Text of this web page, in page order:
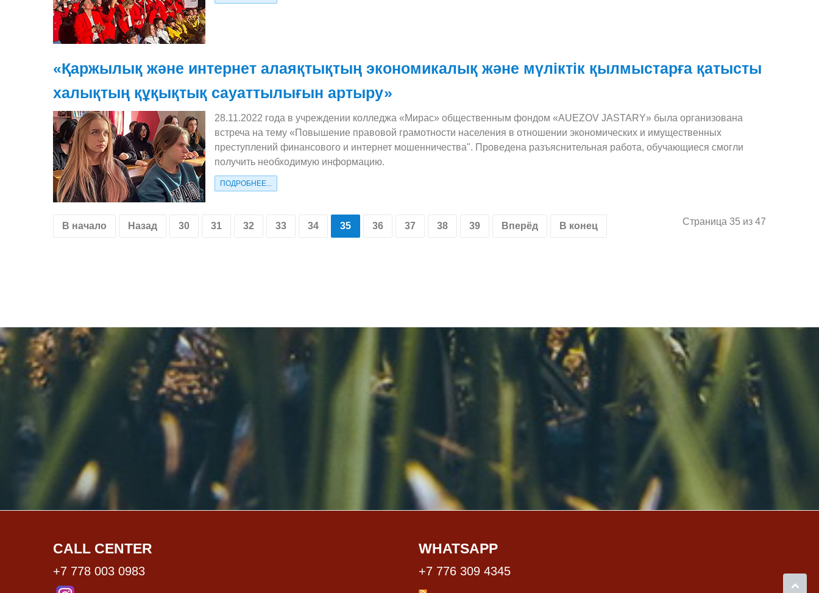
«Қаржылық және интернет алаяқтықтың экономикалық және мүліктік қылмыстарға қатысты
халықтың құқықтық сауаттылығын артыру»
28.11.2022 года в учреждении колледжа «Мирас» общественным фондом «AUEZOV JASTARY» была организована
встреча на тему «Повышение правовой грамотности населения в отношении экономических и имущественных
преступлений финансового и интернет мошенничества". Проведена разъяснительная работа, обучающиеся смогли
получить необходимую информацию.
ПОДРОБНЕЕ...
Страница 35 из 47
В начало Назад 30 31 32 33 34 35 36 37 38 39 Вперёд В конец
CALL CENTER
+7 778 003 0983
WHATSAPP
+7 776 309 4345